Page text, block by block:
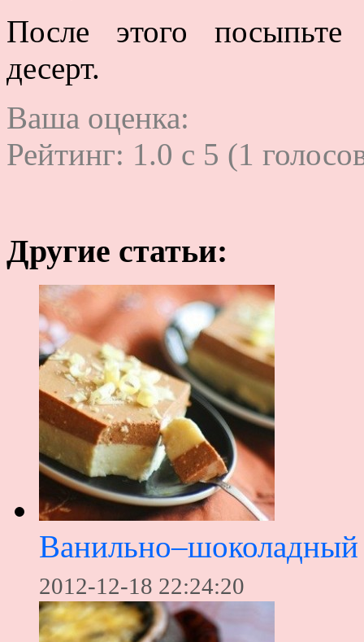
После этого посыпьте
десерт.
Ваша оценка:
Рейтинг: 1.0 c 5 (1
Другие статьи:
2012-12-18 22:24:20